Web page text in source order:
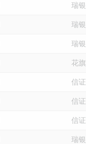
瑞银
瑞银
瑞银
花旗
信证
信证
信证
瑞银